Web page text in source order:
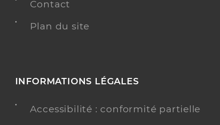
Contact
Plan du site
INFORMATIONS LÉGALES
Accessibilité : conformité partielle